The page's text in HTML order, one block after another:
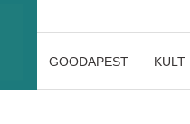
GOODAPEST KULT